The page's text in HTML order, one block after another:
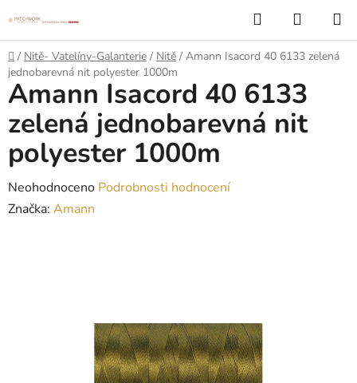
na
obsah
Hledat
KOŠÍK
Domů
/ Nitě- Vatelíny-Galanterie / Nitě / Amann Isacord 40 6133 zelená
jednobarevná nit polyester 1000m
Amann Isacord 40 6133
zelená jednobarevná nit
polyester 1000m
Průměrné
hodnocení
Neohodnoceno Podrobnosti hodnocení
Značka: Amann